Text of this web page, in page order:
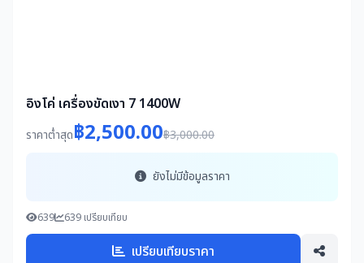
อิงโค่ เครื่องขัดเงา 7 1400W
ราคาต่ำสุด฿2,500.00฿3,000.00
ยังไม่มีข้อมูลราคา
639 639 เปรียบเทียบ
เปรียบเทียบราคา